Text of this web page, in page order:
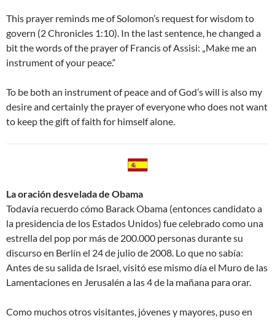
This prayer reminds me of Solomon’s request for wisdom to
govern (2 Chronicles 1:10). In the last sentence, he changed a
bit the words of the prayer of Francis of Assisi: „Make me an
instrument of your peace.“
To be both an instrument of peace and of God’s will is also my
desire and certainly the prayer of everyone who does not want
to keep the gift of faith for himself alone.
La oración desvelada de Obama
Todavía recuerdo cómo Barack Obama (entonces candidato a
la presidencia de los Estados Unidos) fue celebrado como una
estrella del pop por más de 200.000 personas durante su
discurso en Berlín el 24 de julio de 2008. Lo que no sabía:
Antes de su salida de Israel, visitó ese mismo día el Muro de las
Lamentaciones en Jerusalén a las 4 de la mañana para orar.
Como muchos otros visitantes, jóvenes y mayores, puso en